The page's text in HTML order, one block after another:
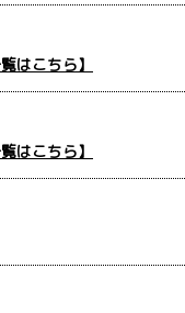
はこちら】
はこちら】